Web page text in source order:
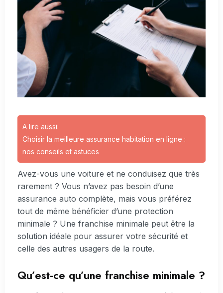
A lire aussi:
Choisir la meilleure assurance habitation en ligne :
nos conseils et astuces
Avez-vous une voiture et ne conduisez que très
rarement ? Vous n’avez pas besoin d’une
assurance auto complète, mais vous préférez
tout de même bénéficier d’une protection
minimale ? Une franchise minimale peut être la
solution idéale pour assurer votre sécurité et
celle des autres usagers de la route.
Qu’est-ce qu’une franchise minimale ?